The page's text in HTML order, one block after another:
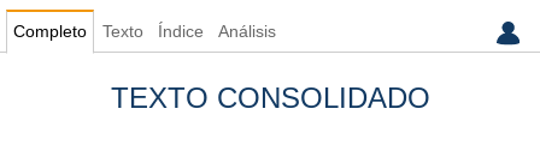
Completo Texto Índice Análisis
TEXTO CONSOLIDADO